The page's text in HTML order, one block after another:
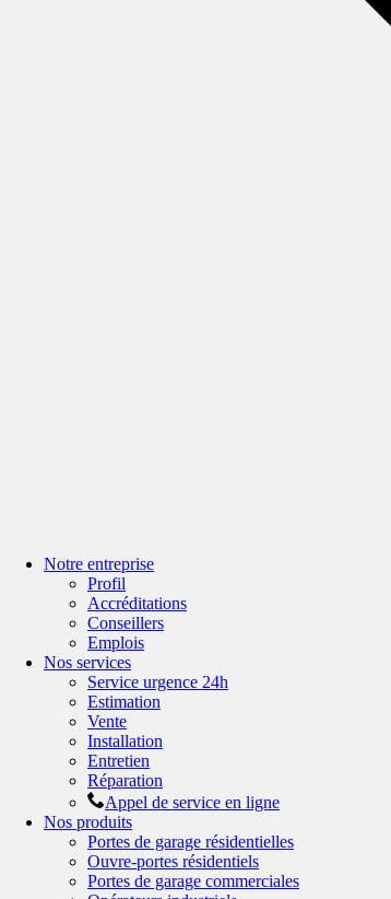
Notre entreprise
Profil
Accréditations
Conseillers
Emplois
Nos services
Service urgence 24h
Estimation
Vente
Installation
Entretien
Réparation
Appel de service en ligne
Nos produits
Portes de garage résidentielles
Ouvre-portes résidentiels
Portes de garage commerciales